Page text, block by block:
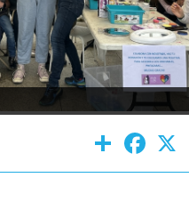
Share